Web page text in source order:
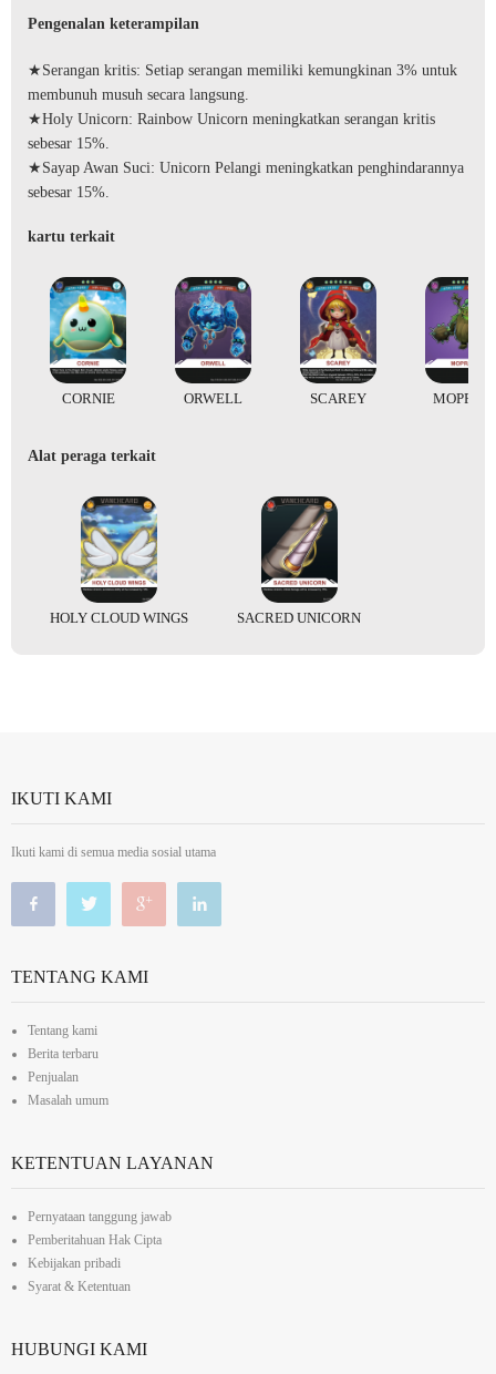
Pengenalan keterampilan
★Serangan kritis: Setiap serangan memiliki kemungkinan 3% untuk
membunuh musuh secara langsung.
★Holy Unicorn: Rainbow Unicorn meningkatkan serangan kritis
sebesar 15%.
★Sayap Awan Suci: Unicorn Pelangi meningkatkan penghindarannya
sebesar 15%.
kartu terkait
CORNIE ORWELL SCAREY MOPRAH
Alat peraga terkait
HOLY CLOUD WINGS SACRED UNICORN
IKUTI KAMI
Ikuti kami di semua media sosial utama
TENTANG KAMI
Tentang kami
Berita terbaru
Penjualan
Masalah umum
KETENTUAN LAYANAN
Pernyataan tanggung jawab
Pemberitahuan Hak Cipta
Kebijakan pribadi
Syarat & Ketentuan
HUBUNGI KAMI